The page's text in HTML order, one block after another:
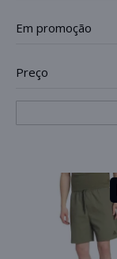
em promoção
preço